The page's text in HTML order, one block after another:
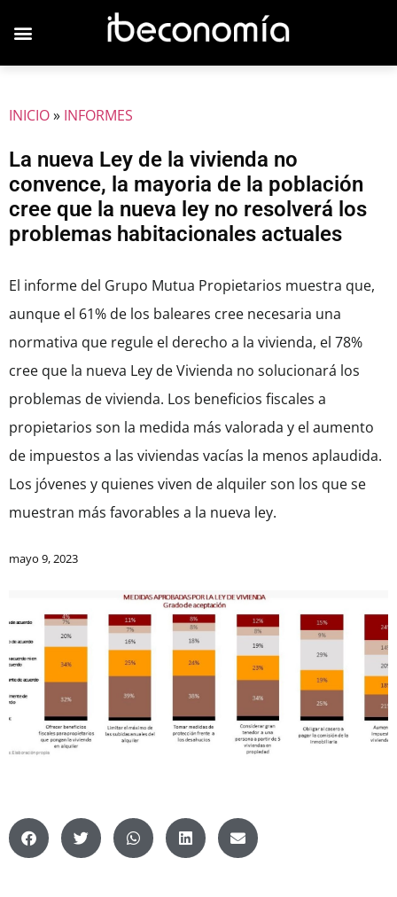
INICIO» INFORMES
La nueva Ley de la vivienda no
convence, la mayoria de la población
cree que la nueva ley no resolverá los
problemas habitacionales actuales
El informe del Grupo Mutua Propietarios muestra que,
aunque el 61% de los baleares cree necesaria una
normativa que regule el derecho a la vivienda, el 78%
cree que la nueva Ley de Vivienda no solucionará los
problemas de vivienda. Los beneficios fiscales a
propietarios son la medida más valorada y el aumento
de impuestos a las viviendas vacías la menos aplaudida.
Los jóvenes y quienes viven de alquiler son los que se
muestran más favorables a la nueva ley.
mayo 9, 2023